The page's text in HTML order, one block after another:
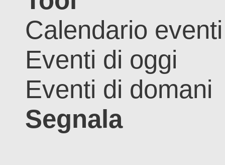
Calendario eventi
Eventi di oggi
Eventi di domani
Segnala